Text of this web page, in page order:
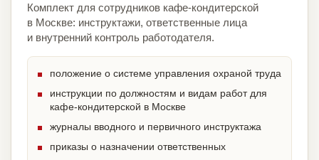
Комплект для сотрудников кафе-кондитерской
в Москве: инструктажи, ответственные лица
и внутренний контроль работодателя.
положение о системе управления охраной труда
инструкции по должностям и видам работ для
кафе-кондитерской в Москве
журналы вводного и первичного инструктажа
приказы о назначении ответственных